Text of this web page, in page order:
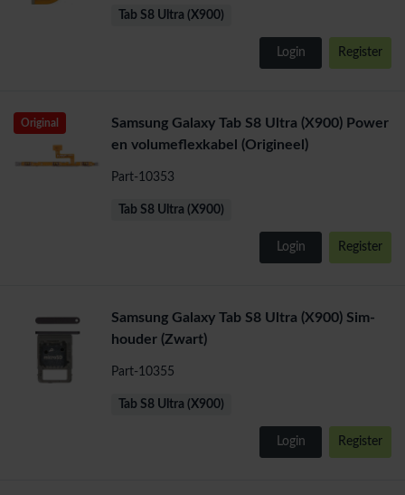
Tab S8 Ultra (X900)
Login Register
Original
Samsung Galaxy Tab S8 Ultra (X900) Power
en volumeflexkabel (Origineel)
Part-10353
Tab S8 Ultra (X900)
Login Register
Samsung Galaxy Tab S8 Ultra (X900) Sim-
houder (Zwart)
Part-10355
Tab S8 Ultra (X900)
Login Register